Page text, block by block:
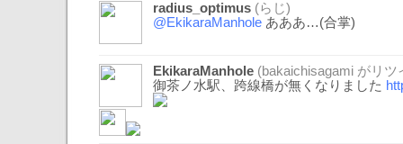
radius_optimus (らじ)
@EkikaraManhole あああ…(合掌)
EkikaraManhole (bakaichisagami がリツ
御茶ノ水駅、跨線橋が無くなりました